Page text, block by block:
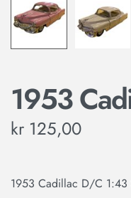
1953
kr 125,00
1953 Cadillac D/C 1:43